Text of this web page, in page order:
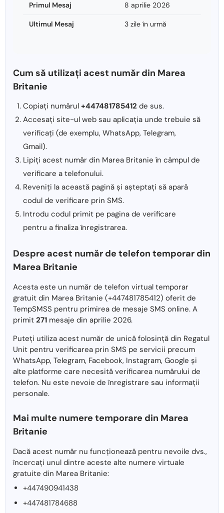
Primul Mesaj 8 aprilie 2026
Ultimul Mesaj 3 zile în urmă
Cum să utilizați acest număr din Marea
Britanie
Copiați numărul +447481785412 de sus.
Accesați site-ul web sau aplicația unde trebuie să
verificați (de exemplu, WhatsApp, Telegram,
Gmail).
Lipiți acest număr din Marea Britanie în câmpul de
verificare a telefonului.
Reveniți la această pagină și așteptați să apară
codul de verificare prin SMS.
Introdu codul primit pe pagina de verificare
pentru a finaliza înregistrarea.
Despre acest număr de telefon temporar din
Marea Britanie
Acesta este un număr de telefon virtual temporar
gratuit din Marea Britanie (+447481785412) oferit de
TempSMSS pentru primirea de mesaje SMS online. A
primit 271 mesaje din aprilie 2026.
Puteți utiliza acest număr de unică folosință din Regatul
Unit pentru verificarea prin SMS pe servicii precum
WhatsApp, Telegram, Facebook, Instagram, Google și
alte platforme care necesită verificarea numărului de
telefon. Nu este nevoie de înregistrare sau informații
personale.
Mai multe numere temporare din Marea
Britanie
Dacă acest număr nu funcționează pentru nevoile dvs.,
încercați unul dintre aceste alte numere virtuale
gratuite din Marea Britanie:
+447490941438
+447481784688